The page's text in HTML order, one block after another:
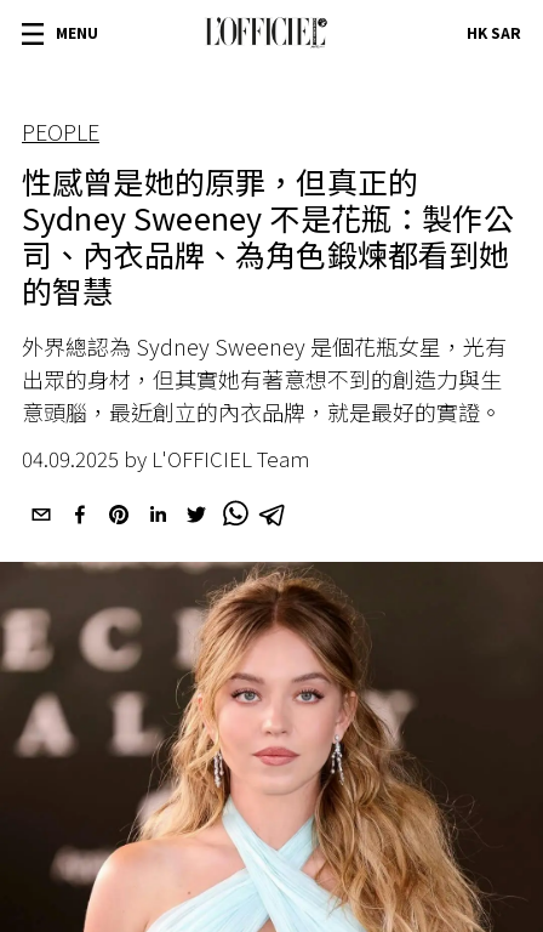
MENU HK SAR
PEOPLE
性感曾是她的原罪，但真正的
Sydney Sweeney 不是花瓶：製作公
司、內衣品牌、為角色鍛煉都看到她
的智慧
外界總認為 Sydney Sweeney 是個花瓶女星，光有
出眾的身材，但其實她有著意想不到的創造力與生
意頭腦，最近創立的內衣品牌，就是最好的實證。
04.09.2025 by L'OFFICIEL Team